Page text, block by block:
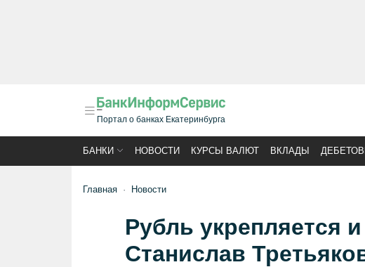
Портал о банках Екатеринбурга
БАНКИ НОВОСТИ КУРСЫ ВАЛЮТ ВКЛАДЫ
Главная Новости
Рубль укрепляется
Станислав